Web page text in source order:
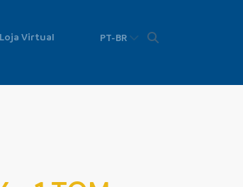
Loja Virtual PT-BR